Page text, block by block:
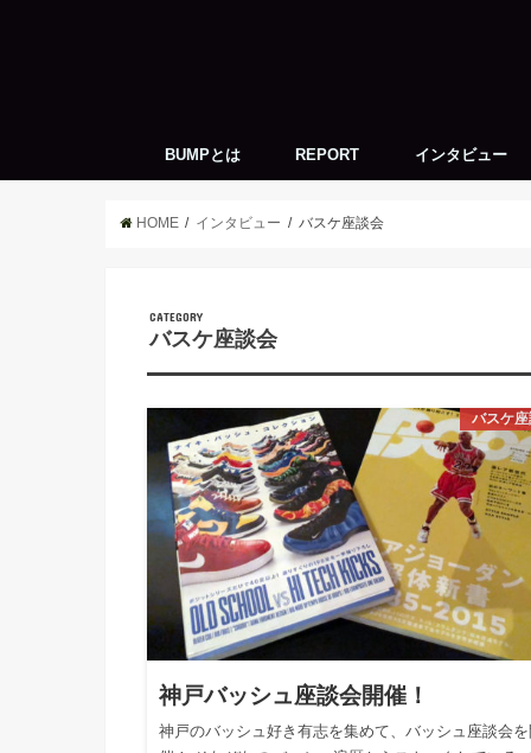
BUMPとは REPORT インタビュー
HOME インタビュー バスケ座談会
CATEGORY
バスケ座談会
バスケ
神戸バッシュ座談会開催！
神戸のバッシュ好き有志を集めて、バッシュ座談会